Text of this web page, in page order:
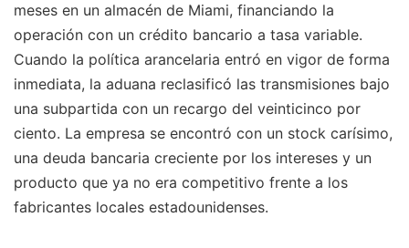
meses en un almacén de Miami, financiando la
operación con un crédito bancario a tasa variable.
Cuando la política arancelaria entró en vigor de forma
inmediata, la aduana reclasificó las transmisiones bajo
una subpartida con un recargo del veinticinco por
ciento. La empresa se encontró con un stock carísimo,
una deuda bancaria creciente por los intereses y un
producto que ya no era competitivo frente a los
fabricantes locales estadounidenses.